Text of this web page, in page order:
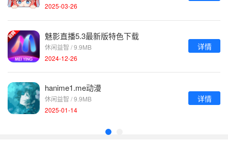
2025-03-26
魅影直播5.3最新版特色下载
休闲益智 / 9.9MB
2024-12-26
详情
hanime1.me动漫
休闲益智 / 9.9MB
2025-01-14
详情